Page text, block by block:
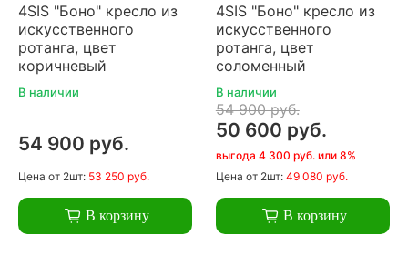
4SIS "Боно" кресло из
искусственного
ротанга, цвет
коричневый
В наличии
54 900 руб.
Цена от 2шт: 53 250 руб.
В корзину
4SIS "Боно" кресло из
искусственного
ротанга, цвет
соломенный
В наличии
54 900 руб.
50 600 руб.
выгода 4 300 руб. или 8%
Цена от 2шт: 49 080 руб.
В корзину